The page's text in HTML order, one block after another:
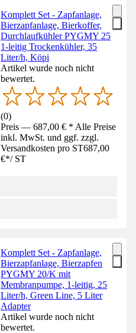
Komplett Set - Zapfanlage,
Bierzapfanlage, Bierkoffer,
Durchlaufkühler PYGMY 25
1-leitig Trockenkühler, 35
Liter/h, Köpi
Artikel wurde noch nicht
bewertet.
(0)
Preis — 687,00 € * Alle Preise
inkl. MwSt. und ggf. zzgl.
Versandkosten pro ST687,00
€*/ ST
Komplett Set - Zapfanlage,
Bierzapfanlage, Bierzapfen
PYGMY 20/K mit
Membranpumpe, 1-leitig, 25
Liter/h, Green Line, 5 Liter
Adapter
Artikel wurde noch nicht
bewertet.